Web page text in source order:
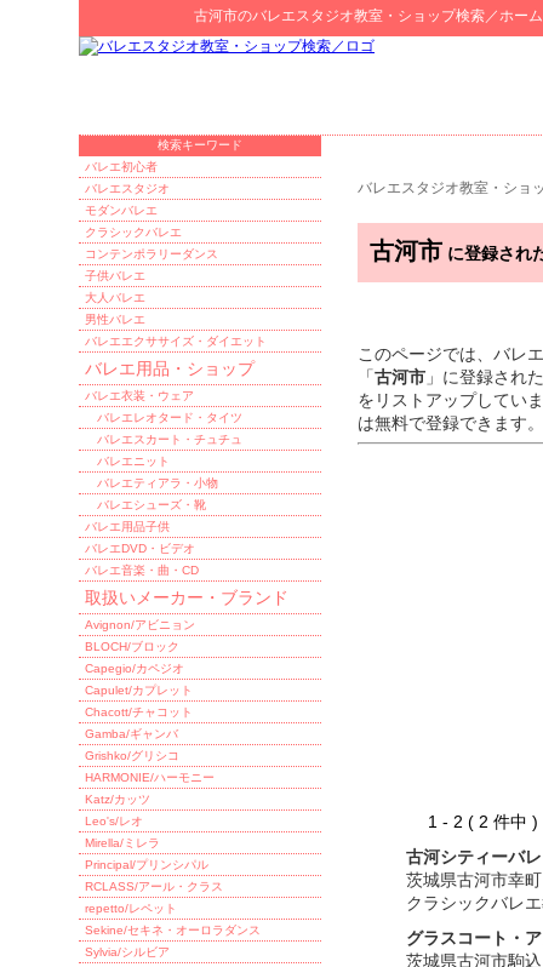
古河市のバレエスタジオ教室・ショップ検索／ホー
バレエスタジオ教室・ショ
古河市 に登録され
このページでは、バレ
「古河市 」に登録された
をリストアップしてい
は無料で登録できます
1 - 2 ( 2 件
古河シティーバ
茨城県古河市幸
クラシックバレ
グラスコート・
茨城県古河市駒
検索キーワード
バレエ初心者
バレエスタジオ
モダンバレエ
クラシックバレエ
コンテンポラリーダンス
子供バレエ
大人バレエ
男性バレエ
バレエエクササイズ・ダイエット
バレエ用品・ショップ
バレエ衣装・ウェア
バレエレオタード・タイツ
バレエスカート・チュチュ
バレエニット
バレエティアラ・小物
バレエシューズ・靴
バレエ用品子供
バレエDVD・ビデオ
バレエ音楽・曲・CD
取扱いメーカー・ブランド
Avignon/アビニョン
BLOCH/ブロック
Capegio/カペジオ
Capulet/カプレット
Chacott/チャコット
Gamba/ギャンバ
Grishko/グリシコ
HARMONIE/ハーモニー
Katz/カッツ
Leo's/レオ
Mirella/ミレラ
Principal/プリンシパル
RCLASS/アール・クラス
repetto/レペット
Sekine/セキネ・オーロラダンス
Sylvia/シルビア